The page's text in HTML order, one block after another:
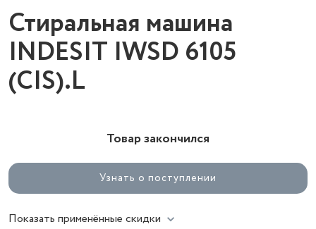
Стиральная машина
INDESIT IWSD 6105
(CIS).L
Товар закончился
Узнать о поступлении
Показать применённые скидки